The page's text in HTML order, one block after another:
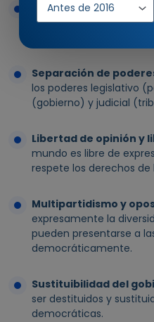
Estado de derecho:
El
tribunales se rigen por
Separación de
los poderes legislativo
(gobierno) y judicial
Libertad de opinión y
mundo es libre de
respete los derechos de
Multipartidismo y
expresamente la
pueden presentarse a
democráticamente.
Sustituibilidad del
ser destituidos y
democráticas.
de
entrada